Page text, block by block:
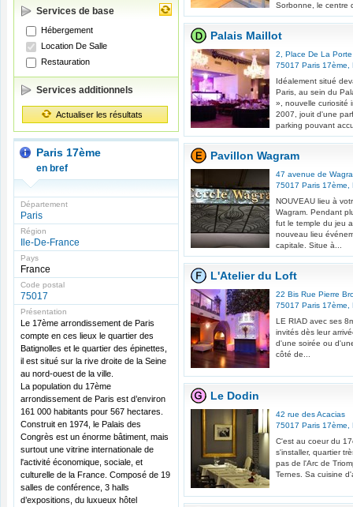
Services de base
Hébergement
Location De Salle
Restauration
Services additionnels
Actualiser les résultats
Paris 17ème
en bref
Département
Paris
Région
Ile-De-France
Pays
France
Code postal
75017
Présentation
Le 17ème arrondissement de Paris
compte en ces lieux le quartier des
Batignolles et le quartier des épinettes,
il est situé sur la rive droite de la Seine
au nord-ouest de la ville.
La population du 17ème
arrondissement de Paris est d’environ
161 000 habitants pour 567 hectares.
Construit en 1974, le Palais des
Congrès est un énorme bâtiment, mais
surtout une vitrine internationale de
l'activité économique, sociale, et
culturelle de la France. Composé de 19
salles de conférence, 3 halls
d’expositions, du luxueux hôtel
Sorbonne, le centre
Palais Maillot
2, Place De La
75017 Paris 17ème
Idéalement situé
Paris, au sein du
», nouvelle curiosité
2007, jouit d'une
parking pouvant
Pavillon Wagram
47 avenue de
75017 Paris 17ème
NOUVEAU lieu à
Wagram. Pendant
fut le temple du jeu
nouveau lieu
capitale. Situe à...
L'Atelier du Loft
22 Bis Rue Pierre
75017 Paris 17ème
LE RIAD avec ses
invités dès leur
d'une soirée ou
côté de...
Le Dodin
42 rue des Acacias
75017 Paris 17ème
C'est au coeur du
s'installer, quartier
pas de l'Arc de
Ternes. Sa cuisine